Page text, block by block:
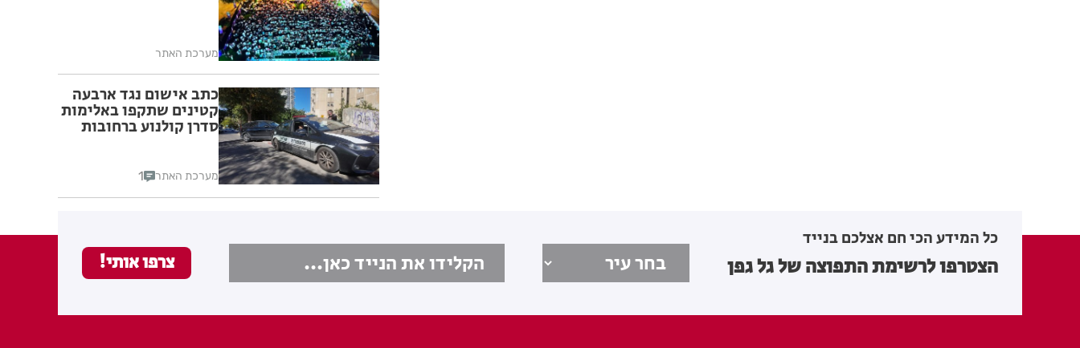
מערכת האתר
כתב אישום נגד ארבעה
קטינים שתקפו באלימות
סדרן קולנוע ברחובות
מערכת האתר 1
כל המידע הכי חם אצלכם בנייד
הצטרפו לרשימת התפוצה של גל גפן